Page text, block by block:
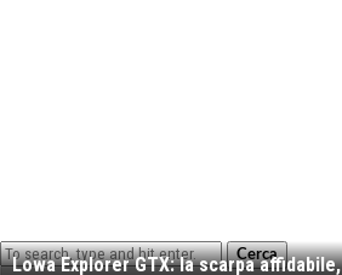
Cerca
Lowa Explorer GTX: la scarpa affidabile,